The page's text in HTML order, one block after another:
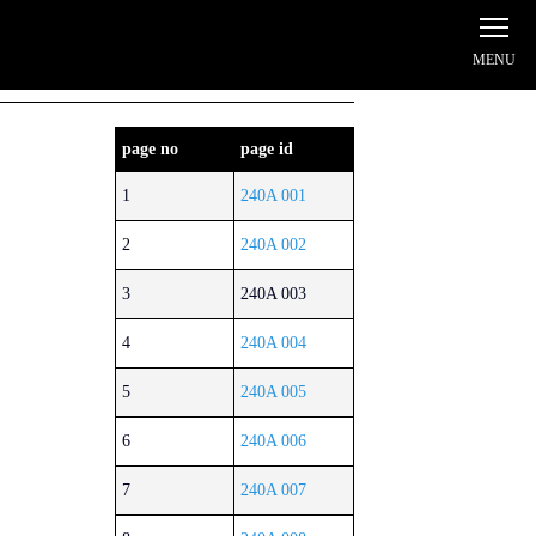
page no page id
1 240A 001
2 240A 002
3 240A 003
4 240A 004
5 240A 005
6 240A 006
7 240A 007